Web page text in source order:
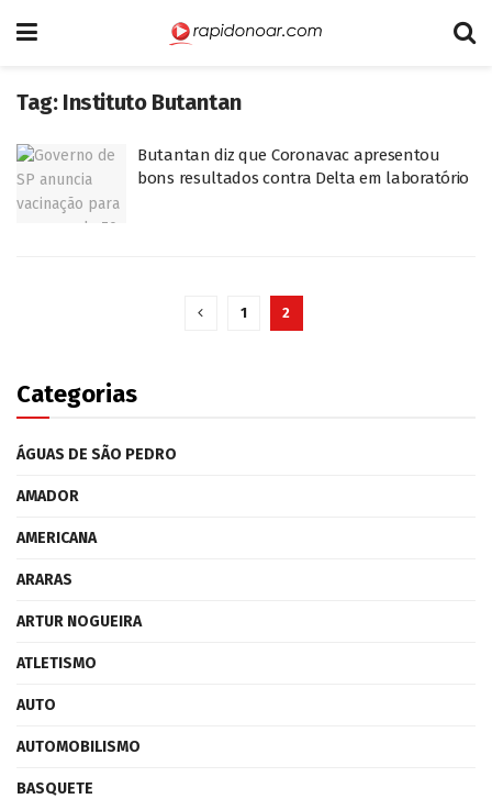
Tag: Instituto Butantan
Butantan diz que Coronavac apresentou
bons resultados contra Delta em laboratório
1 2
Categorias
ÁGUAS DE SÃO PEDRO
AMADOR
AMERICANA
ARARAS
ARTUR NOGUEIRA
ATLETISMO
AUTO
AUTOMOBILISMO
BASQUETE